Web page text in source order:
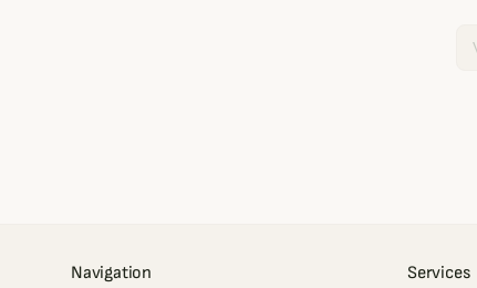
Navigation Services